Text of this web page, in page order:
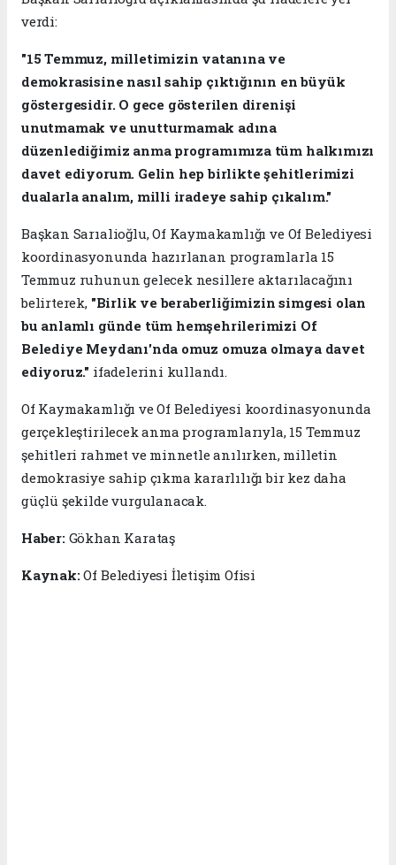
verdi:
"15 Temmuz, milletimizin vatanına ve
demokrasisine nasıl sahip çıktığının en büyük
göstergesidir. O gece gösterilen direnişi
unutmamak ve unutturmamak adına
düzenlediğimiz anma programımıza tüm halkımızı
davet ediyorum. Gelin hep birlikte şehitlerimizi
dualarla analım, milli iradeye sahip çıkalım."
Başkan Sarıalioğlu, Of Kaymakamlığı ve Of Belediyesi
koordinasyonunda hazırlanan programlarla 15
Temmuz ruhunun gelecek nesillere aktarılacağını
belirterek, "Birlik ve beraberliğimizin simgesi olan
bu anlamlı günde tüm hemşehrilerimizi Of
Belediye Meydanı'nda omuz omuza olmaya davet
ediyoruz." ifadelerini kullandı.
Of Kaymakamlığı ve Of Belediyesi koordinasyonunda
gerçekleştirilecek anma programlarıyla, 15 Temmuz
şehitleri rahmet ve minnetle anılırken, milletin
demokrasiye sahip çıkma kararlılığı bir kez daha
güçlü şekilde vurgulanacak.
Haber: Gökhan Karataş
Kaynak:Of Belediyesi İletişim Ofisi